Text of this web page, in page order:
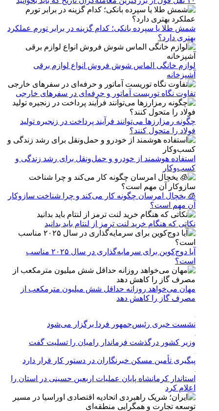
شمش طلا یا سپرده بانکی؛ کدام گزینه در برابر تورم عملکرد
بهتری دارد؟
لوازم خانگی الماس شوش فروش انواع لوازم برقی
آشپزخانه
تفاوت نگاه توریست آماتور و حرفه‌ای در سفرهای خارجی
چگونه رمزارزها می‌توانند فرآیند پرداخت در زنجیره تولید
فولاد را متحول کنند؟
استفاده هوشمند از خودرو و حمل‌ونقل برای رشد زندگی و
کسب‌وکار
🧊 یخچال امرسان چگونه کار می‌کند و چرا شناخت سازوکار
آن مهم است؟
نکاتی که هنگام خرید لنت ترمز از لنتام باید بدانید
آیا دوج‌کوین برای سرمایه‌گذاری در سال ۲۰۲۵ مناسب
است؟
مهان می‌خواهد روزانه حداقل شش میلیون مترمکعب از
مصرف گاز را کاهش دهد
نشست خبری رئیس‌جمهور فردا برگزار می‌شود
وزیر کشور درگذشت فرماندار رامیان را تسلیت گفت
پیگیری تأمین مسکن خبرنگاران در دستور کار قرار دارد
استاندار کرمانشاه پایان عملیات اربعین حسینی در استان را
اعلام کرد